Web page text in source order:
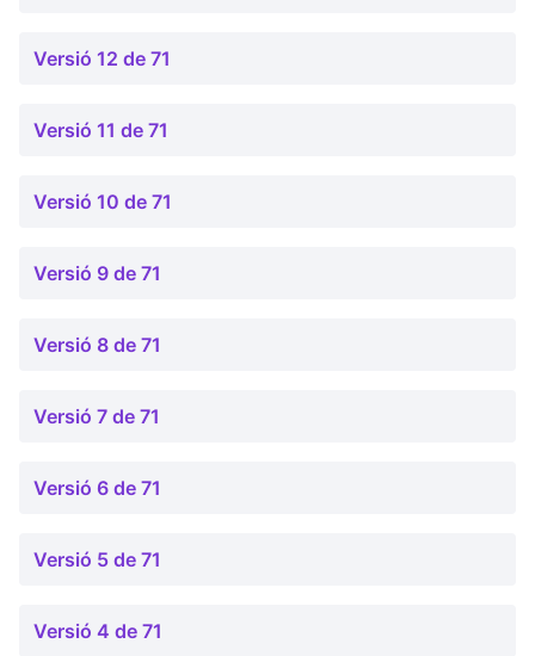
Versió 12 de 71
Versió 11 de 71
Versió 10 de 71
Versió 9 de 71
Versió 8 de 71
Versió 7 de 71
Versió 6 de 71
Versió 5 de 71
Versió 4 de 71